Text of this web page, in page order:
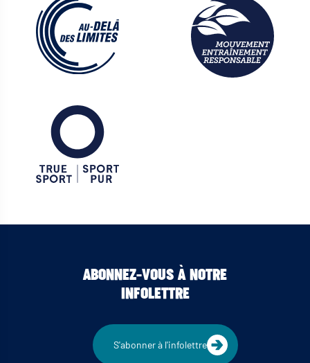
ABONNEZ-VOUS À NOTRE
INFOLETTRE
S'abonner à l'infolettre